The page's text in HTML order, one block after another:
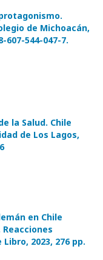
de Michoacán,
607-544-047-7.
la Salud. Chile
de Los Lagos,
en Chile
2023, 276 pp.